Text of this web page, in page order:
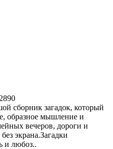
сборник загадок, который
образное мышление и
вечеров, дороги и
экрана.Загадки
и любоз..